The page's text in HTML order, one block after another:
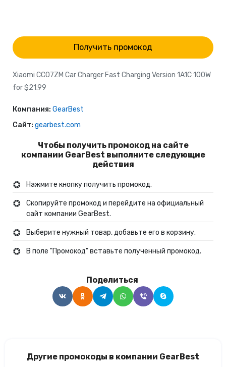
Получить промокод
Xiaomi CC07ZM Car Charger Fast Charging Version 1A1C 100W
for $21.99
Компания: GearBest
Сайт: gearbest.com
Чтобы получить промокод на сайте
компании GearBest выполните следующие
действия
Нажмите кнопку получить промокод.
Скопируйте промокод и перейдите на официальный
сайт компании GearBest.
Выберите нужный товар, добавьте его в корзину.
В поле "Промокод" вставьте полученный промокод.
Поделиться
Другие промокоды в компании GearBest